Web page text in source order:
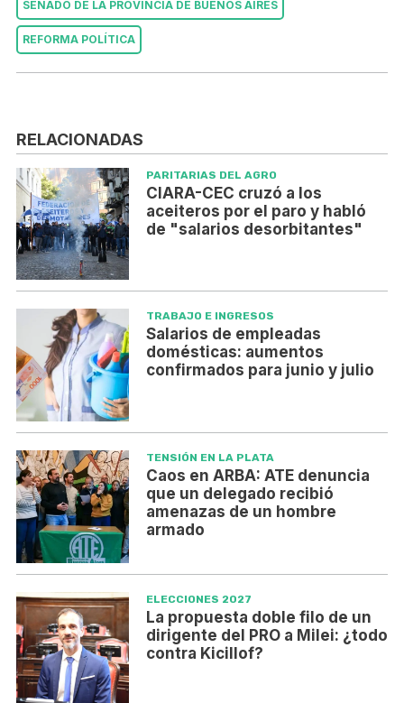
SENADO DE LA PROVINCIA DE BUENOS AIRES
REFORMA POLÍTICA
RELACIONADAS
PARITARIAS DEL AGRO
CIARA-CEC cruzó a los
aceiteros por el paro y habló
de "salarios desorbitantes"
TRABAJO E INGRESOS
Salarios de empleadas
domésticas: aumentos
confirmados para junio y julio
TENSIÓN EN LA PLATA
Caos en ARBA: ATE denuncia
que un delegado recibió
amenazas de un hombre
armado
ELECCIONES 2027
La propuesta doble filo de un
dirigente del PRO a Milei: ¿todo
contra Kicillof?